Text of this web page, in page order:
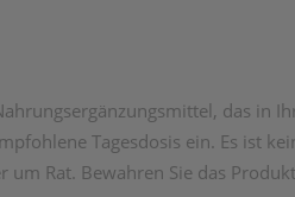
das
Tagesdosis ein. Es ist
um Rat. Bewahren Sie das